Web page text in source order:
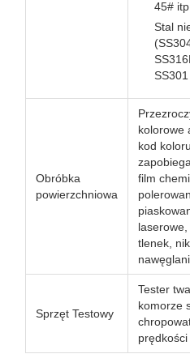
45# itp.
Stal
SS301
Obróbka
powierzchniowa
kolorowe
kod
film
tlenek,
Sprzęt Testowy
Tester
komorze